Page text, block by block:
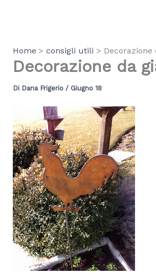
Home
consigli utili Decorazione
Decorazione da
Di Dana Frigerio / Giugno 18